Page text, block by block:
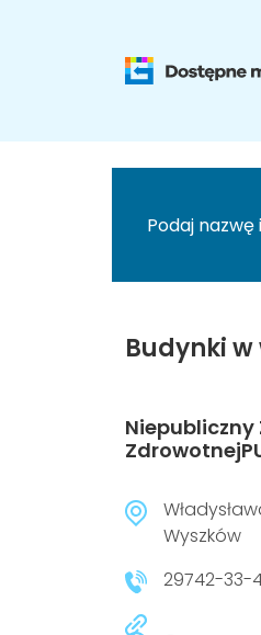
Budynki
Niepubliczny
Wyszków
29742-33-